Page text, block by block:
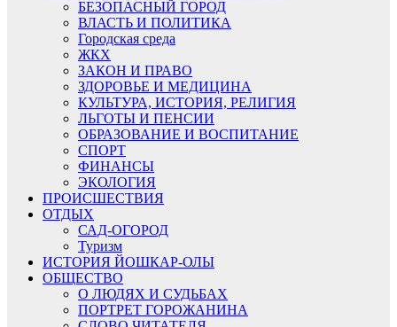
БЕЗОПАСНЫЙ ГОРОД
ВЛАСТЬ И ПОЛИТИКА
Городская среда
ЖКХ
ЗАКОН И ПРАВО
ЗДОРОВЬЕ И МЕДИЦИНА
КУЛЬТУРА, ИСТОРИЯ, РЕЛИГИЯ
ЛЬГОТЫ И ПЕНСИИ
ОБРАЗОВАНИЕ И ВОСПИТАНИЕ
СПОРТ
ФИНАНСЫ
ЭКОЛОГИЯ
ПРОИСШЕСТВИЯ
ОТДЫХ
САД-ОГОРОД
Туризм
ИСТОРИЯ ЙОШКАР-ОЛЫ
ОБЩЕСТВО
О ЛЮДЯХ И СУДЬБАХ
ПОРТРЕТ ГОРОЖАНИНА